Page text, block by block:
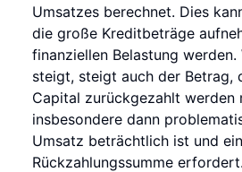
Umsatzes berechnet. Dies
die große Kreditbeträge
finanziellen Belastung werden.
steigt, steigt auch der Betrag,
Capital zurückgezahlt werden
insbesondere dann
Umsatz beträchtlich ist und
Rückzahlungssumme erfordert.